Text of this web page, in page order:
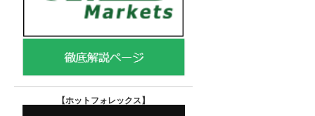
【ホットフォレックス 】